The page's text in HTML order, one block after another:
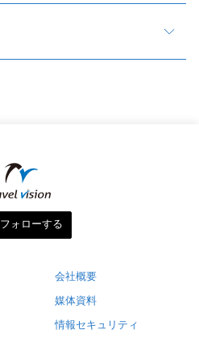
フォローする
会社概要
媒体資料
情報セキュリティ